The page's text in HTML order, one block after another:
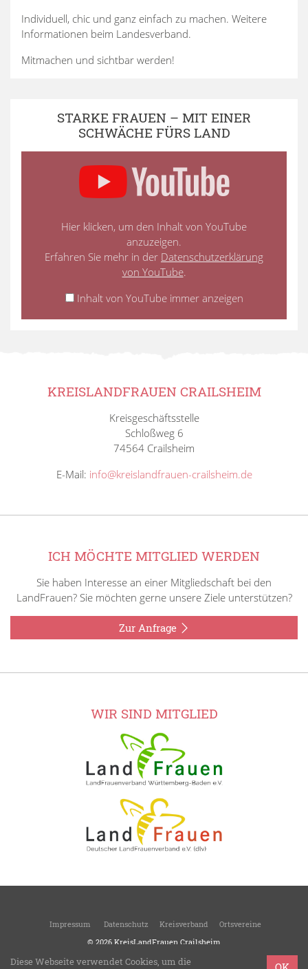
Individuell, chic und ganz einfach zu machen. Weitere
Informationen beim Landesverband.
Mitmachen und sichtbar werden!
STARKE FRAUEN – MIT EINER
SCHWÄCHE FÜRS LAND
Hier klicken, um den Inhalt von YouTube
anzuzeigen.
Erfahren Sie mehr in der Datenschutzerklärung
von YouTube.
Inhalt von YouTube immer anzeigen
KREISLANDFRAUEN CRAILSHEIM
Kreisgeschäftsstelle
Schloßweg 6
74564 Crailsheim
E-Mail: info@kreislandfrauen-crailsheim.de
ICH MÖCHTE MITGLIED WERDEN
Sie haben Interesse an einer Mitgliedschaft bei den
LandFrauen? Sie möchten gerne unsere Ziele unterstützen?
Zur Anfrage
WIR SIND MITGLIED
Impressum Datenschutz Kreisverband
Ortsvereine
© 2026 KreisLandFrauen Crailsheim
Diese Webseite verwendet Cookies, um die